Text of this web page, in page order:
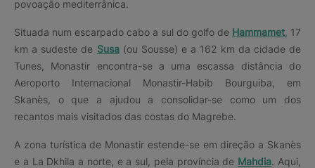
povoação mediterrânica.
Situada num escarpado cabo a sul do golfo de Hammamet , 17
km a sudeste de Susa(ou Sousse) e a 162 km da cidade de
Tunes, Monastir encontra-se a uma escassa distância do
Aeroporto Internacional Monastir-Habib Bourguiba, em
Skanès, o que a ajudou a consolidar-se como um dos
recantos mais visitados das costas do Magrebe.
A zona turística de Monastir estende-se em direção a Skanès
e a La Dkhila a norte, e a sul, pela província de Mahdia. Aqui,